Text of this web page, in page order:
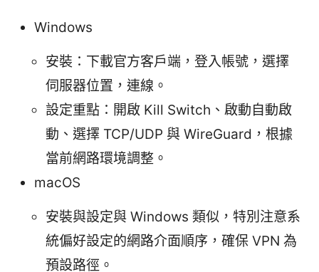
Windows
安裝：下載官方客戶端，登入帳號，選擇
伺服器位置，連線。
設定重點：開啟 Kill Switch、啟動自動啟
動、選擇 TCP/UDP 與 WireGuard，根據
當前網路環境調整。
macOS
安裝與設定與 Windows 類似，特別注意系
統偏好設定的網路介面順序，確保 VPN 為
預設路徑。